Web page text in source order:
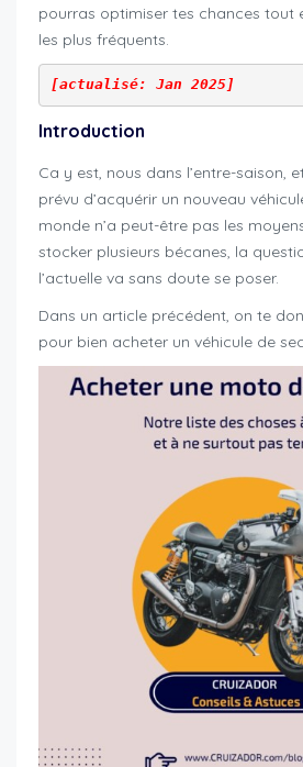
pourras optimiser tes chances tout
les plus fréquents.
[actualisé: Jan 2025]
Introduction
Ca y est, nous dans l’entre-saison,
prévu d’acquérir un nouveau
monde n’a peut-être pas les
stocker plusieurs bécanes, la
l’actuelle va sans doute se poser.
Dans un article précédent, on te
pour bien acheter un véhicule de